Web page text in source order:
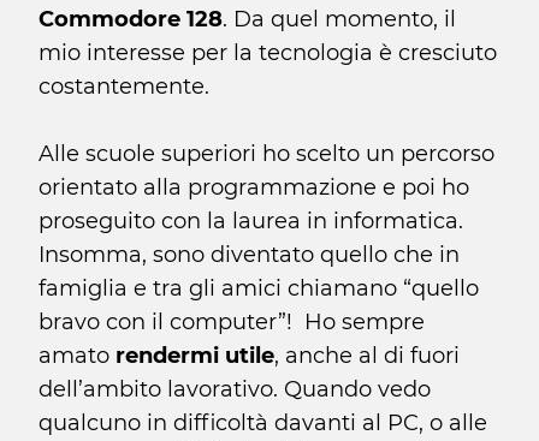
Commodore 128. Da quel momento, il
mio interesse per la tecnologia è cresciuto
costantemente.
Alle scuole superiori ho scelto un percorso
orientato alla programmazione e poi ho
proseguito con la laurea in informatica.
Insomma, sono diventato quello che in
famiglia e tra gli amici chiamano “quello
bravo con il computer”! Ho sempre
amato rendermi utile, anche al di fuori
dell’ambito lavorativo. Quando vedo
qualcuno in difficoltà davanti al PC, o alle